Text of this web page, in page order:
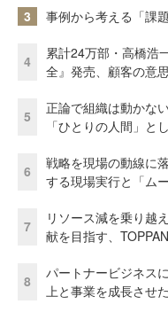
3 事例から考える「課
4
累計24万部・高橋浩
全』発売、顧客の意
5
正論で組織は動かな
「ひとりの人間」と
6
戦略を現場の動線に
する現場実行と「ム
7
リソース減を乗り越
献を目指す、
8
パートナービジネス
上と事業を成長させ